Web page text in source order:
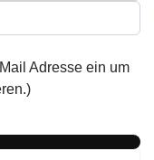
Adresse ein um